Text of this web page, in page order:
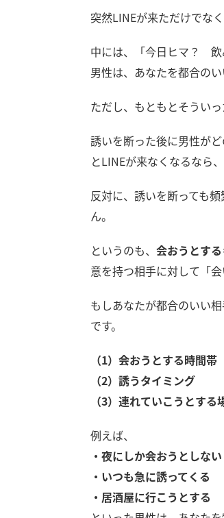
突然LINEが来ただけでな
中には、「今日ヒマ？ 飲
男性は、あなたを都合の
ただし、もともとそうい
誘いを断った後に男性が
とLINEが来なくなるなら
反対に、誘いを断っても
ん。
というのも、 会おうとす
意を持つ相手に対して「
もしあなたが都合のいい
です。
（1）会おうとする時間帯
（2）誘うタイミング
（3）連れていこうとする
例えば、
・夜にしか会おうとしない
・いつも急に誘ってくる
・居酒屋に行こうとする